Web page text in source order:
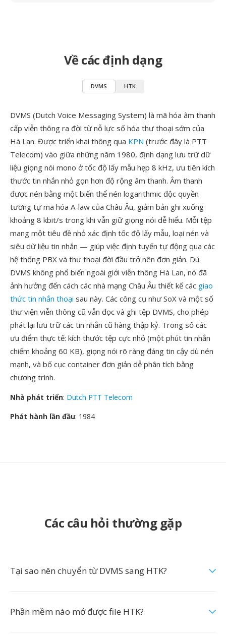
Về các định dạng
DVMS HTK
DVMS (Dutch Voice Messaging System) là mã hóa âm thanh
cấp viễn thông ra đời từ nỗ lực số hóa thư thoại sớm của
Hà Lan. Được triển khai thông qua KPN (trước đây là PTT
Telecom) vào giữa những năm 1980, định dạng lưu trữ dữ
liệu giọng nói mono ở tốc độ lấy mẫu hẹp 8 kHz, ưu tiên kích
thước tin nhắn nhỏ gọn hơn độ rộng âm thanh. Âm thanh
được nén bằng một biến thể nén logarithmic độc quyền
tương tự mã hóa A-law của Châu Âu, giảm bản ghi xuống
khoảng 8 kbit/s trong khi vẫn giữ giọng nói dễ hiểu. Mỗi tệp
mang một tiêu đề nhỏ xác định tốc độ lấy mẫu, loại nén và
siêu dữ liệu tin nhắn — giúp việc định tuyến tự động qua các
hệ thống PBX và thư thoại đời đầu trở nên đơn giản. Dù
DVMS không phổ biến ngoài giới viễn thông Hà Lan, nó đã
ảnh hưởng đến cách các nhà mạng Châu Âu thiết kế các giao
thức tin nhắn thoại sau này. Các công cụ như SoX và một số
thư viện viễn thông cũ vẫn đọc và ghi tệp DVMS, cho phép
phát lại lưu trữ các tin nhắn cũ hàng thập kỷ. Trong số các
ưu điểm thực tế: kích thước tệp cực nhỏ (một phút tin nhắn
chiếm khoảng 60 KB), giọng nói rõ ràng đáng tin cậy dù nén
mạnh, và bố cục container đơn giản dễ phân tích bằng
chương trình.
Nhà phát triển: Dutch PTT Telecom
Phát hành lần đầu: 1984
Các câu hỏi thường gặp
Tại sao nên chuyển từ DVMS sang HTK?
Phần mềm nào mở được file HTK?